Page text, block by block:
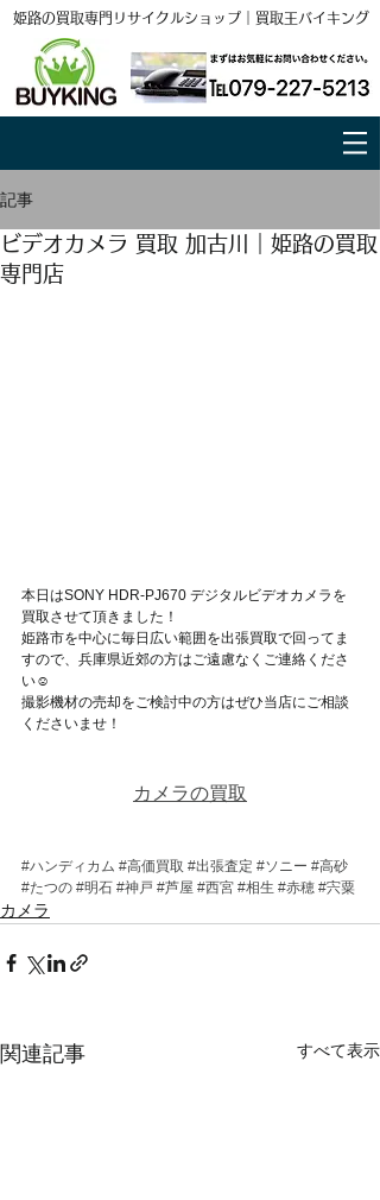
姫路の買取専門リサイクルショップ｜買取王バイキング
記事
ビデオカメラ 買取 加古川｜姫路の買取
専門店
本日はSONY HDR-PJ670 デジタルビデオカメラを
買取させて頂きました！
姫路市を中心に毎日広い範囲を出張買取で回ってま
すので、兵庫県近郊の方はご遠慮なくご連絡くださ
い☺
撮影機材の売却をご検討中の方はぜひ当店にご相談
くださいませ！
カメラの買取
#ハンディカム #高価買取 #出張査定 #ソニー #高砂
#たつの #明石 #神戸 #芦屋 #西宮 #相生 #赤穂 #宍粟
カメラ
関連記事 すべて表示